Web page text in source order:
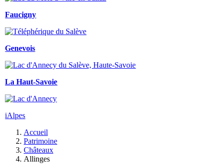
Faucigny
Genevois
La Haut-Savoie
iAlpes
Accueil
Patrimoine
Châteaux
Allinges